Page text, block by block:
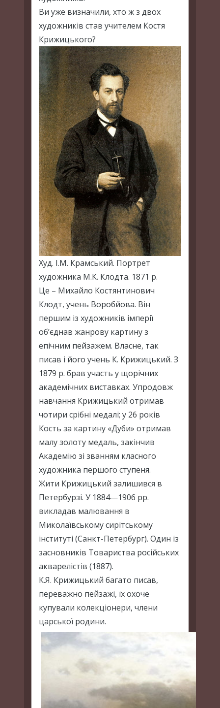
Ви уже визначили, хто ж з двох
художників став учителем Костя
Крижицького?
Худ. І.М. Крамський. Портрет
художника М.К. Клодта. 1871 р.
Це – Михайло Костянтинович
Клодт, учень Воробйова. Він
першим із художників імперії
об’єднав жанрову картину з
епічним пейзажем. Власне, так
писав і його учень К. Крижицький. З
1879 р. брав участь у щорічних
академічних виставках. Упродовж
навчання Крижицький отримав
чотири срібні медалі; у 26 років
Кость за картину «Дуби» отримав
малу золоту медаль, закінчив
Академію зі званням класного
художника першого ступеня.
Жити Крижицький залишився в
Петербурзі. У 1884—1906 рр.
викладав малювання в
Миколаївському сирітському
інституті (Санкт-Петербург). Один із
засновників Товариства російських
акварелістів (1887).
К.Я. Крижицький багато писав,
переважно пейзажі, їх охоче
купували колекціонери, члени
царської родини.